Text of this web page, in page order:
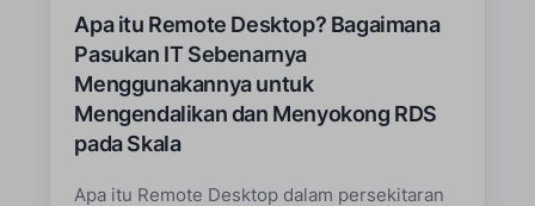
Apa itu Remote Desktop? Bagaimana
Pasukan IT Sebenarnya
Menggunakannya untuk
Mengendalikan dan Menyokong RDS
pada Skala
Apa itu Remote Desktop dalam persekitaran